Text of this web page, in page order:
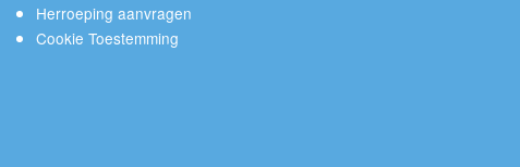
Herroeping aanvragen
Cookie Toestemming